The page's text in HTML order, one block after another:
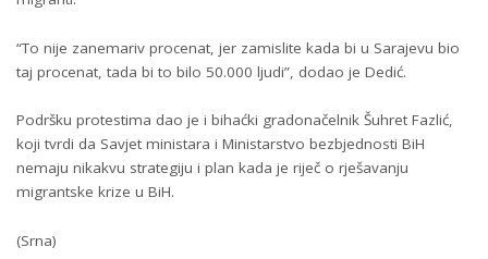
“To nije zanemariv procenat, jer zamislite kada bi u Sarajevu bio
taj procenat, tada bi to bilo 50.000 ljudi”, dodao je Dedić.
Podršku protestima dao je i bihaćki gradonačelnik Šuhret Fazlić,
koji tvrdi da Savjet ministara i Ministarstvo bezbjednosti BiH
nemaju nikakvu strategiju i plan kada je riječ o rješavanju
migrantske krize u BiH.
(Srna)